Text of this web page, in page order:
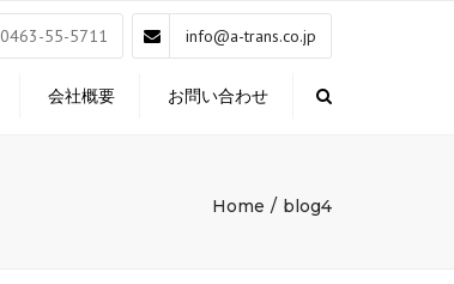
0463-55-5711 info@a-trans.co.jp
会社概要 お問い合わせ
Home blog4